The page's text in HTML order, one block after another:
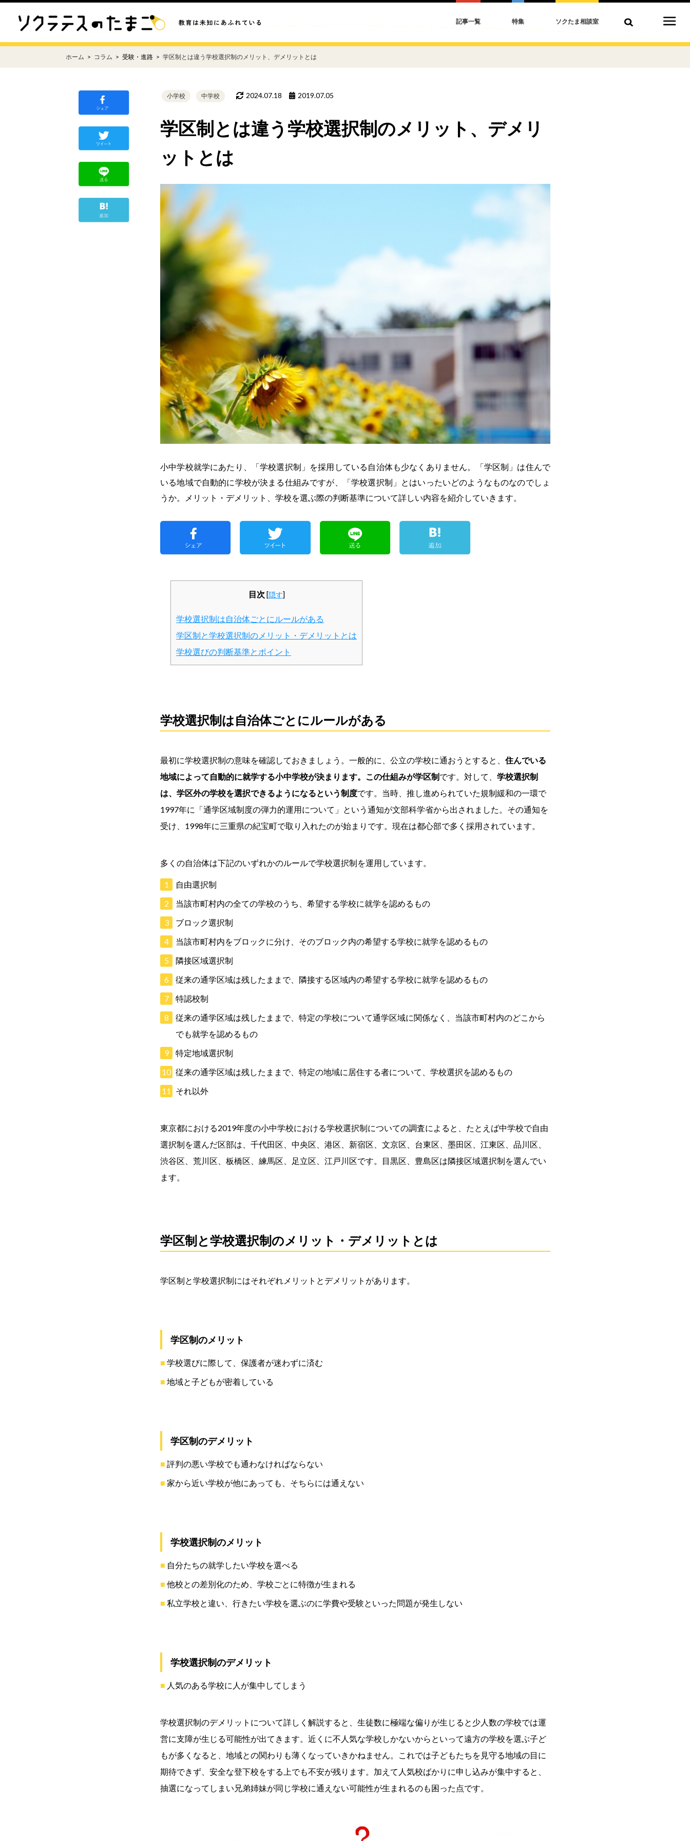
ホーム コラム 受験・進路 学区制とは違う学校選択制のメリット、デメリットとは
小学校 中学校 2024.07.18 2019.07.05
学区制とは違う学校選択制のメリット、デメリ
ットとは
小中学校就学にあたり、「学校選択制」を採用している自治体も少なくありません。「学区制」は住んで
いる地域で自動的に学校が決まる仕組みですが、「学校選択制」とはいったいどのようなものなのでしょ
うか。メリット・デメリット、学校を選ぶ際の判断基準について詳しい内容を紹介していきます。
目次 [隠す]
学校選択制は自治体ごとにルールがある
学区制と学校選択制のメリット・デメリットとは
学校選びの判断基準とポイント
学校選択制は自治体ごとにルールがある
最初に学校選択制の意味を確認しておきましょう。一般的に、公立の学校に通おうとすると、 住んでいる
地域によって自動的に就学する小中学校が決まります。この仕組みが学区制 です。対して、 学校選択制
は、学区外の学校を選択できるようになるという制度です。当時、推し進められていた規制緩和の一環で
1997年に「通学区域制度の弾力的運用について」という通知が文部科学省から出されました。その通知を
受け、1998年に三重県の紀宝町で取り入れたのが始まりです。現在は都心部で多く採用されています。
多くの自治体は下記のいずれかのルールで学校選択制を運用しています。
自由選択制
当該市町村内の全ての学校のうち、希望する学校に就学を認めるもの
ブロック選択制
当該市町村内をブロックに分け、そのブロック内の希望する学校に就学を認めるもの
隣接区域選択制
従来の通学区域は残したままで、隣接する区域内の希望する学校に就学を認めるもの
特認校制
従来の通学区域は残したままで、特定の学校について通学区域に関係なく、当該市町村内のどこから
でも就学を認めるもの
特定地域選択制
従来の通学区域は残したままで、特定の地域に居住する者について、学校選択を認めるもの
それ以外
東京都における2019年度の小中学校における学校選択制についての調査によると、たとえば中学校で自由
選択制を選んだ区部は、千代田区、中央区、港区、新宿区、文京区、台東区、墨田区、江東区、品川区、
渋谷区、荒川区、板橋区、練馬区、足立区、江戸川区です。目黒区、豊島区は隣接区域選択制を選んでい
ます。
学区制と学校選択制のメリット・デメリットとは
学区制と学校選択制にはそれぞれメリットとデメリットがあります。
学区制のメリット
学校選びに際して、保護者が迷わずに済む
地域と子どもが密着している
学区制のデメリット
評判の悪い学校でも通わなければならない
家から近い学校が他にあっても、そちらには通えない
学校選択制のメリット
自分たちの就学したい学校を選べる
他校との差別化のため、学校ごとに特徴が生まれる
私立学校と違い、行きたい学校を選ぶのに学費や受験といった問題が発生しない
学校選択制のデメリット
人気のある学校に人が集中してしまう
学校選択制のデメリットについて詳しく解説すると、生徒数に極端な偏りが生じると少人数の学校では運
営に支障が生じる可能性が出てきます。近くに不人気な学校しかないからといって遠方の学校を選ぶ子ど
もが多くなると、地域との関わりも薄くなっていきかねません。これでは子どもたちを見守る地域の目に
期待できず、安全な登下校をする上でも不安が残ります。加えて人気校ばかりに申し込みが集中すると、
抽選になってしまい兄弟姉妹が同じ学校に通えない可能性が生まれるのも困った点です。
記事一覧 特集 ソクたま相談室